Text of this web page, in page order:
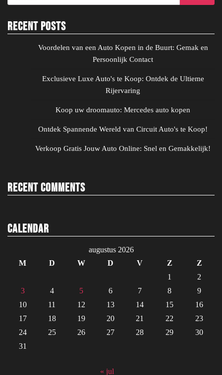
naar:
Recent Posts
Voordelen van een Auto Kopen in de Buurt: Gemak en
Persoonlijk Contact
Exclusieve Luxe Auto's te Koop: Ontdek de Ultieme
Rijervaring
Koop uw droomauto: Mercedes auto kopen
Ontdek Spannende Wereld van Circuit Auto's te Koop!
Verkoop Gratis Jouw Auto Online: Snel en Gemakkelijk!
Recent Comments
Calendar
augustus 2026
M
D W D V Z
Z
1
2
3
4 5 6 7 8
9
10
11 12 13 14 15
16
17
18 19 20 21 22
23
24
25 26 27 28 29
30
31
« jul